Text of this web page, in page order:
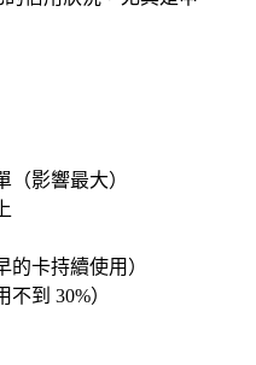
（影響最大）
卡持續使用）
到 30%）